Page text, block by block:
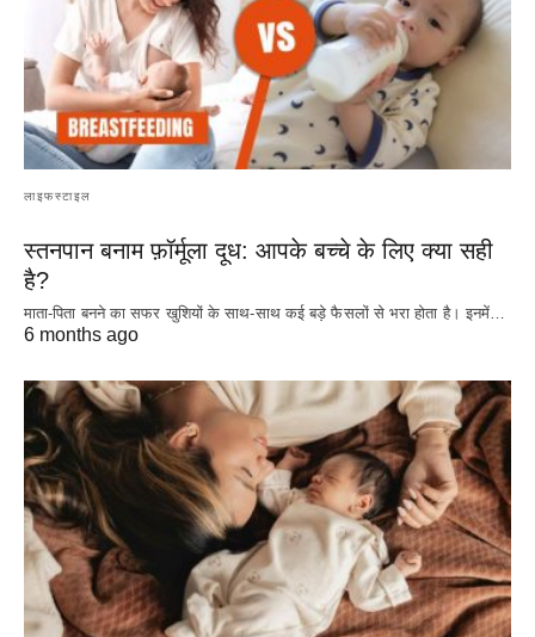
लाइफस्टाइल
स्तनपान बनाम फ़ॉर्मूला दूध: आपके बच्चे के लिए क्या सही
है?
माता-पिता बनने का सफर खुशियों के साथ-साथ कई बड़े फैसलों से भरा होता है। इनमें…
6 months ago